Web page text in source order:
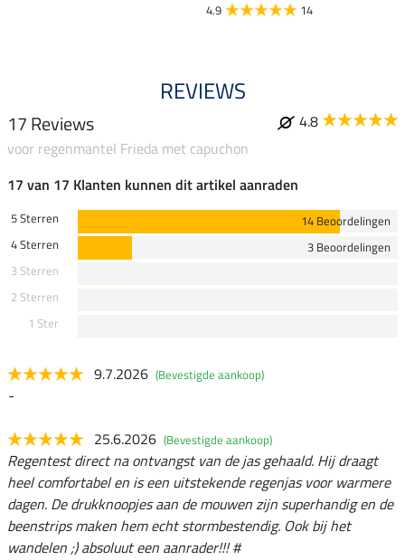
4.9 14
REVIEWS
17 Reviews
4.8
voor regenmantel Frieda met capuchon
17 van 17 Klanten kunnen dit artikel aanraden
5 Sterren
14 Beoordelingen
4 Sterren
3 Beoordelingen
3 Sterren
2 Sterren
1 Ster
9.7.2026 (Bevestigde aankoop)
-
25.6.2026 (Bevestigde aankoop)
Regentest direct na ontvangst van de jas gehaald. Hij draagt
heel comfortabel en is een uitstekende regenjas voor warmere
dagen. De drukknoopjes aan de mouwen zijn superhandig en de
beenstrips maken hem echt stormbestendig. Ook bij het
wandelen ;) absoluut een aanrader!!! #